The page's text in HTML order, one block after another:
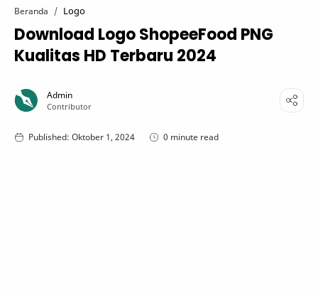
Beranda Logo
Download Logo ShopeeFood PNG
Kualitas HD Terbaru 2024
0 minute read